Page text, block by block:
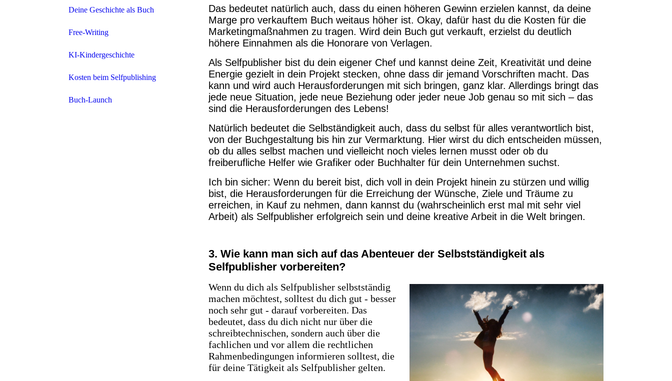
Deine Geschichte als Buch
Free-Writing
KI-Kindergeschichte
Kosten beim Selfpublishing
Buch-Launch
Das bedeutet natürlich auch, dass du einen höheren Gewinn erzielen kannst, da deine
Marge pro verkauftem Buch weitaus höher ist. Okay, dafür hast du die Kosten für die
Marketingmaßnahmen zu tragen. Wird dein Buch gut verkauft, erzielst du deutlich
höhere Einnahmen als die Honorare von Verlagen.
Als Selfpublisher bist du dein eigener Chef und kannst deine Zeit, Kreativität und deine
Energie gezielt in dein Projekt stecken, ohne dass dir jemand Vorschriften macht. Das
kann und wird auch Herausforderungen mit sich bringen, ganz klar. Allerdings bringt das
jede neue Situation, jede neue Beziehung oder jeder neue Job genau so mit sich – das
sind die Herausforderungen des Lebens!
Natürlich bedeutet die Selbständigkeit auch, dass du selbst für alles verantwortlich bist,
von der Buchgestaltung bis hin zur Vermarktung. Hier wirst du dich entscheiden müssen,
ob du alles selbst machen und vielleicht noch vieles lernen musst oder ob du
freiberufliche Helfer wie Grafiker oder Buchhalter für dein Unternehmen suchst.
Ich bin sicher: Wenn du bereit bist, dich voll in dein Projekt hinein zu stürzen und willig
bist, die Herausforderungen für die Erreichung der Wünsche, Ziele und Träume zu
erreichen, in Kauf zu nehmen, dann kannst du (wahrscheinlich erst mal mit sehr viel
Arbeit) als Selfpublisher erfolgreich sein und deine kreative Arbeit in die Welt bringen.
3. Wie kann man sich auf das Abenteuer der Selbstständigkeit als
Selfpublisher vorbereiten?
Wenn du dich als Selfpublisher selbstständig
machen möchtest, solltest du dich gut - besser
noch sehr gut - darauf vorbereiten. Das
bedeutet, dass du dich nicht nur über die
schreibtechnischen, sondern auch über die
fachlichen und vor allem die rechtlichen
Rahmenbedingungen informieren solltest, die
für deine Tätigkeit als Selfpublisher gelten.